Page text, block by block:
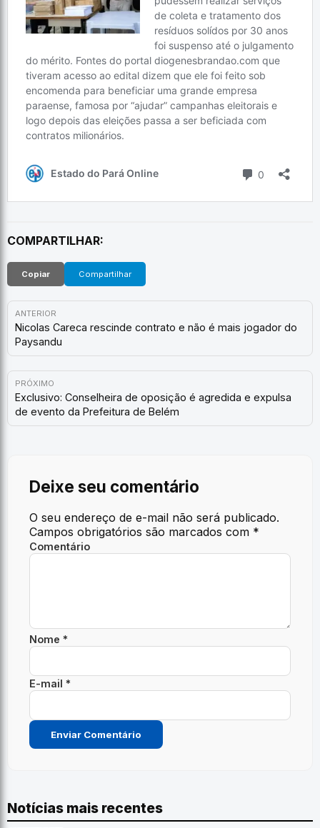
COMPARTILHAR:
Copiar Compartilhar
ANTERIOR
Nicolas Careca rescinde contrato e não é mais jogador do
Paysandu
PRÓXIMO
Exclusivo: Conselheira de oposição é agredida e expulsa
de evento da Prefeitura de Belém
Deixe seu comentário
O seu endereço de e-mail não será publicado.
Campos obrigatórios são marcados com *
Comentário
Nome *
E-mail *
Notícias mais recentes